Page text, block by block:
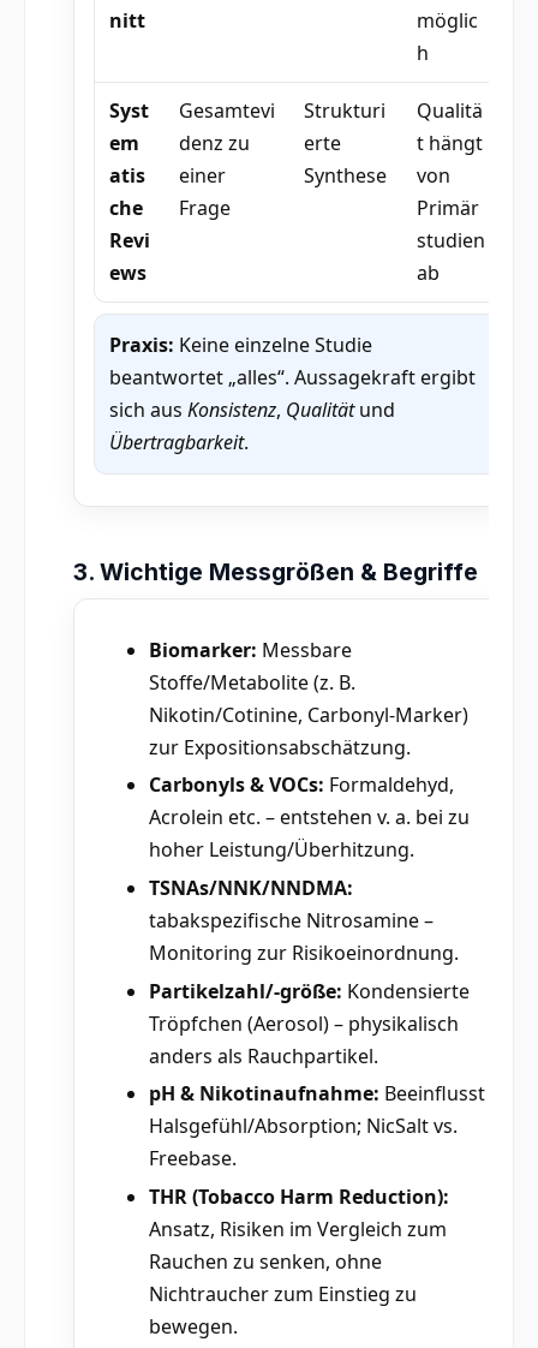
nitt
möglic
h
Syst
em
atis
che
Revi
ews
Gesamtevi
denz zu
einer
Frage
Strukturi
erte
Synthese
Qualitä
t hängt
von
Primär
studien
ab
Praxis: Keine einzelne Studie
beantwortet „alles“. Aussagekraft ergibt
sich ausKonsistenz, Qualitätund
Übertragbarkeit.
3. Wichtige Messgrößen & Begriffe
Biomarker: Messbare
Stoffe/Metabolite (z. B.
Nikotin/Cotinine, Carbonyl-Marker)
zur Expositionsabschätzung.
Carbonyls & VOCs: Formaldehyd,
Acrolein etc. – entstehen v. a. bei zu
hoher Leistung/Überhitzung.
TSNAs/NNK/NNDMA:
tabakspezifische Nitrosamine –
Monitoring zur Risikoeinordnung.
Partikelzahl/-größe: Kondensierte
Tröpfchen (Aerosol) – physikalisch
anders als Rauchpartikel.
pH & Nikotinaufnahme: Beeinflusst
Halsgefühl/Absorption; NicSalt vs.
Freebase.
THR (Tobacco Harm Reduction):
Ansatz, Risiken im Vergleich zum
Rauchen zu senken, ohne
Nichtraucher zum Einstieg zu
bewegen.